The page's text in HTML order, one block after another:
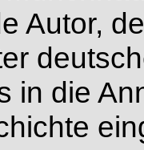
Autor,
in die